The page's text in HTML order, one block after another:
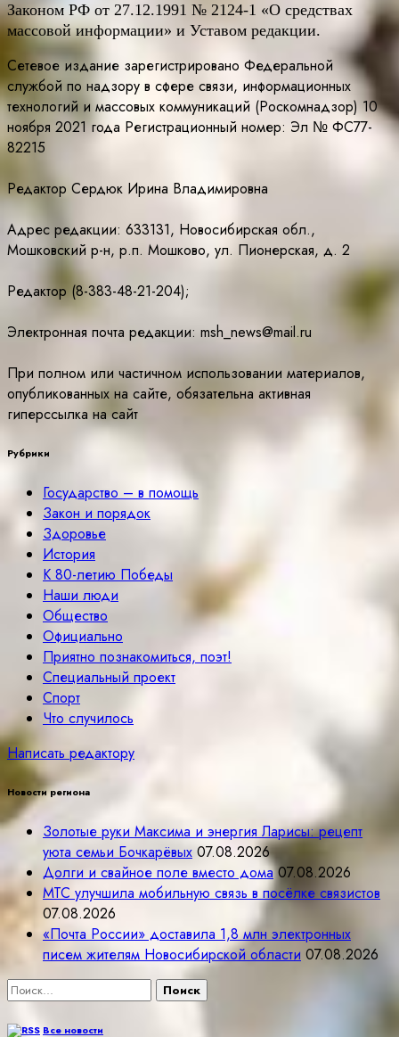
Законом РФ от 27.12.1991 № 2124-1 «О средствах
массовой информации» и Уставом редакции.
Сетевое издание зарегистрировано Федеральной
службой по надзору в сфере связи, информационных
технологий и массовых коммуникаций (Роскомнадзор) 10
ноября 2021 года Регистрационный номер: Эл № ФС77-
82215
Редактор Сердюк Ирина Владимировна
Адрес редакции: 633131, Новосибирская обл.,
Мошковский р-н, р.п. Мошково, ул. Пионерская, д. 2
Редактор (8-383-48-21-204);
Электронная почта редакции: msh_news@mail.ru
При полном или частичном использовании материалов,
опубликованных на сайте, обязательна активная
гиперссылка на сайт
Рубрики
Государство – в помощь
Закон и порядок
Здоровье
История
К 80-летию Победы
Наши люди
Общество
Официально
Приятно познакомиться, поэт!
Специальный проект
Спорт
Что случилось
Написать редактору
Новости региона
Золотые руки Максима и энергия Ларисы: рецепт
уюта семьи Бочкарёвых 07.08.2026
Долги и свайное поле вместо дома 07.08.2026
МТС улучшила мобильную связь в посёлке связистов
07.08.2026
«Почта России» доставила 1,8 млн электронных
писем жителям Новосибирской области 07.08.2026
Найти:
Все новости